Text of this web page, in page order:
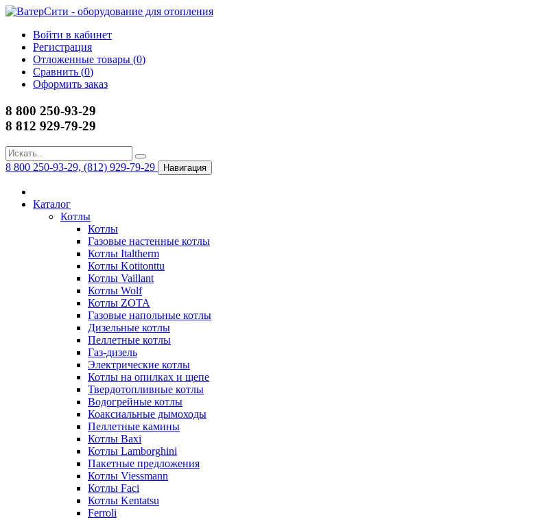
Войти в кабинет
Регистрация
Отложенные товары (0)
Сравнить (0)
Оформить заказ
8 800 250-93-29
8 812 929-79-29
8 800 250-93-29, (812) 929-79-29 Навигация
Каталог
Котлы
Котлы
Газовые настенные котлы
Котлы Italtherm
Котлы Kotitonttu
Котлы Vaillant
Котлы Wolf
Котлы ZOTA
Газовые напольные котлы
Дизельные котлы
Пеллетные котлы
Газ-дизель
Электрические котлы
Котлы на опилках и щепе
Твердотопливные котлы
Водогрейные котлы
Коаксиальные дымоходы
Пеллетные камины
Котлы Baxi
Котлы Lamborghini
Пакетные предложения
Котлы Viessmann
Котлы Faci
Котлы Kentatsu
Ferroli